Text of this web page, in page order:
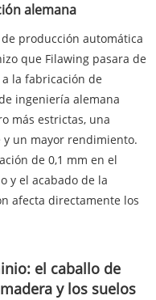
alemana
producción automática
que Filawing pasara de
la fabricación de
ingeniería alemana
más estrictas, una
un mayor rendimiento.
de 0,1 mm en el
y el acabado de la
afecta directamente los
el caballo de
y los suelos